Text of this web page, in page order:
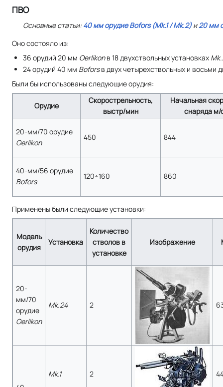
ПВО
Основные статьи:40 мм орудиеBofors(Mk.1/Mk.2)и20 мм
Оно состояло из:
36 орудий 20 мм Oerlikonв 18 двухствольных установках
24 орудий 40 мм Boforsв двух четырехствольных и восьми
Были бы использованы следующие орудия:
Орудие
Скорострельность,
выстр/мин
Начальная
снаряда м/
20-мм/70 орудие
Oerlikon
450 844
40-мм/56 орудие
Bofors
120÷160 860
Применены были следующие установки:
Модель
орудия
Установка
Количество
стволов в
установке
Изображение
20-
мм/70
орудие
Oerlikon
Mk.24 2
Mk.1 2